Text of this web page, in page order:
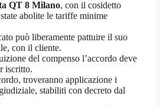
QT 8 Milano, con il cosidetto
abolite le tariffe minime
può liberamente pattuire il suo
con il cliente.
del compenso l’accordo deve
iscritto.
troveranno applicazione i
stabiliti con decreto dal